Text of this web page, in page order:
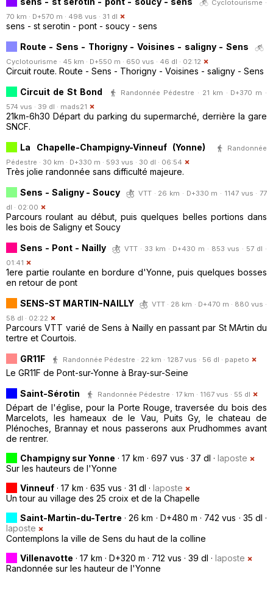
Cyclotourisme ·
70 km · D+570 m · 498 vus · 31 dl
sens - st serotin - pont - soucy - sens
Route - Sens - Thorigny - Voisines - saligny - Sens
Cyclotourisme · 45 km · D+550 m · 650 vus · 46 dl · 02:12
Circuit route. Route - Sens - Thorigny - Voisines - saligny - Sens
Circuit de St Bond
Randonnée Pédestre · 21 km · D+370 m ·
574 vus · 39 dl · mads21
21km-6h30 Départ du parking du supermarché, derrière la gare
SNCF.
La Chapelle-Champigny-Vinneuf (Yonne)
Randonnée
Pédestre · 30 km · D+330 m · 593 vus · 30 dl · 06:54
Très jolie randonnée sans difficulté majeure.
Sens - Saligny - Soucy
VTT · 26 km · D+330 m · 1147 vus · 77
dl · 02:00
Parcours roulant au début, puis quelques belles portions dans
les bois de Saligny et Soucy
Sens - Pont - Nailly
VTT · 33 km · D+430 m · 853 vus · 57 dl ·
01:41
1ere partie roulante en bordure d'Yonne, puis quelques bosses
en retour de pont
SENS-ST MARTIN-NAILLY
VTT · 28 km · D+470 m · 880 vus ·
58 dl · 02:22
Parcours VTT varié de Sens à Nailly en passant par St MArtin du
tertre et Courtois.
GR11F
Randonnée Pédestre · 22 km · 1287 vus · 56 dl · papeto
Le GR11F de Pont-sur-Yonne à Bray-sur-Seine
Saint-Sérotin
Randonnée Pédestre · 17 km · 1167 vus · 55 dl
Départ de l'église, pour la Porte Rouge, traversée du bois des
Marcelots, les hameaux de le Vau, Puits Gy, le chateau de
Plénoches, Brannay et nous passerons aux Prudhommes avant
de rentrer.
Champigny sur Yonne · 17 km · 697 vus · 37 dl · laposte
Sur les hauteurs de l'Yonne
Vinneuf · 17 km · 635 vus · 31 dl · laposte
Un tour au village des 25 croix et de la Chapelle
Saint-Martin-du-Tertre · 26 km · D+480 m · 742 vus · 35 dl ·
laposte
Contemplons la ville de Sens du haut de la colline
Villenavotte · 17 km · D+320 m · 712 vus · 39 dl · laposte
Randonnée sur les hauteur de l'Yonne